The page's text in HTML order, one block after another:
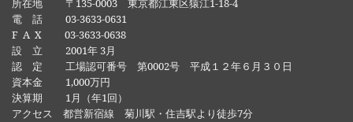
所在地 〒135-0003 東京都江東区猿江1-18-4
電 話 03-3633-0631
F A X 03-3633-0638
設 立 2001年 3月
認 定 工場認可番号 第0002号 平成１２年６月３０日
資本金 1,000万円
決算期 1月（年1回）
アクセス 都営新宿線 菊川駅・住吉駅より徒歩7分